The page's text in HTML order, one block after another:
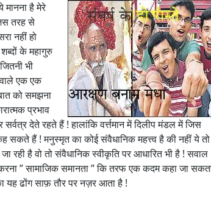
मानना है मेरे
तरह से
नहीं हो
के महागुरु
भी
वाले एक एक
को समझना
प्रभाव
देते रहते हैं ! हालांकि वर्त्तमान में दिलीप मंडल में जिस
सकते हैं ! मनुस्मृत का कोई संवैधानिक महत्त्व है की नहीं ये तो
रही है वो तो संवैधानिक स्वीकृति पर आधारित भी है ! सवाल
” सामाजिक समानता ” कि तरफ एक कदम कहा जा
का यह ढोंग साफ़ तौर पर नज़र आता है !